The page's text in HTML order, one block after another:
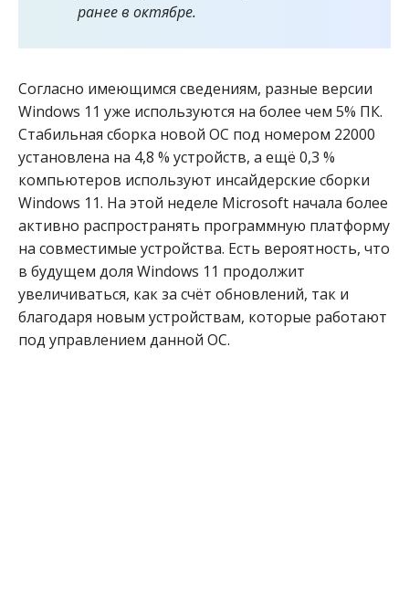
ранее в октябре.
Согласно имеющимся сведениям, разные версии
Windows 11 уже используются на более чем 5% ПК.
Стабильная сборка новой ОС под номером 22000
установлена на 4,8 % устройств, а ещё 0,3 %
компьютеров используют инсайдерские сборки
Windows 11. На этой неделе Microsoft начала более
активно распространять программную платформу
на совместимые устройства. Есть вероятность, что
в будущем доля Windows 11 продолжит
увеличиваться, как за счёт обновлений, так и
благодаря новым устройствам, которые работают
под управлением данной ОС.